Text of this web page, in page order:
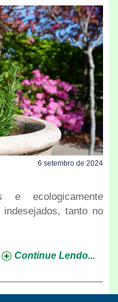
6 setembro de 2024
e ecologicamente
tanto no
Continue Lendo...